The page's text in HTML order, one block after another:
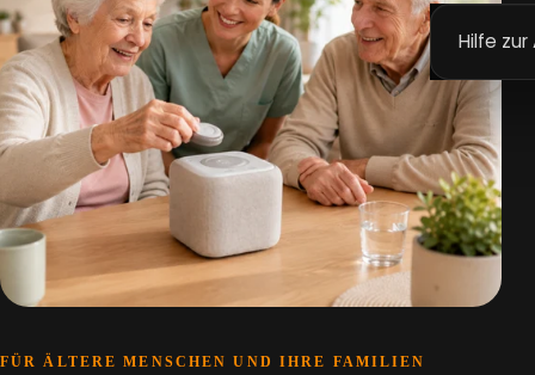
Hilfe zur
FÜR ÄLTERE MENSCHEN UND IHRE FAMILIEN